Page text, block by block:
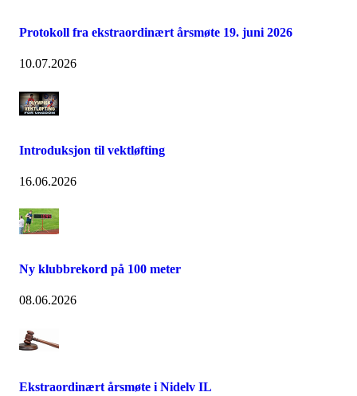
Protokoll fra ekstraordinært årsmøte 19. juni 2026
10.07.2026
Introduksjon til vektløfting
16.06.2026
Ny klubbrekord på 100 meter
08.06.2026
Ekstraordinært årsmøte i Nidelv IL